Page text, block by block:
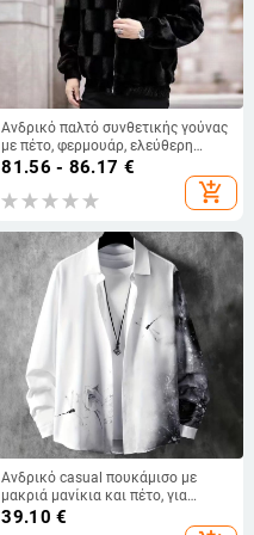
Ανδρικό παλτό συνθετικής γούνας
με πέτο, φερμουάρ, ελεύθερη
γραμμή, χειμώνας 2024
81.56 - 86.17 €
add_shopping_cart
Ανδρικό casual πουκάμισο με
μακριά μανίκια και πέτο, για
μεγάλες διαστάσεις - DH202
39.10 €